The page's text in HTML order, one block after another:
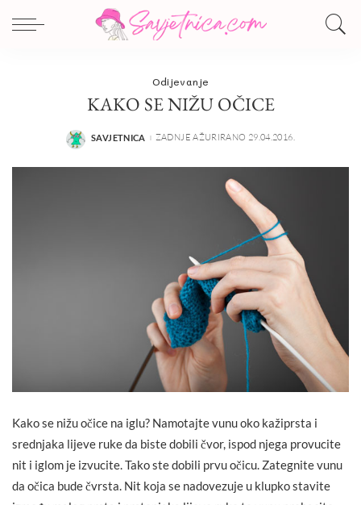
Odijevanje
KAKO SE NIŽU OČICE
POSTED
SAVJETNICA ZADNJE AŽURIRANO 29.04.2016.
Kako se nižu očice na iglu? Namotajte vunu oko kažiprsta i
srednjaka lijeve ruke da biste dobili čvor, ispod njega provucite
nit i iglom je izvucite. Tako ste dobili prvu očicu. Zategnite vunu
da očica bude čvrsta. Nit koja se nadovezuje u klupko stavite